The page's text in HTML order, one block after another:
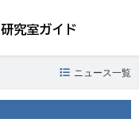
研究室ガイド
ニュース一覧